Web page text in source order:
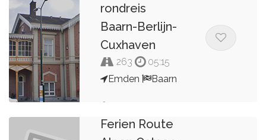
rondreis
Baarn-Berlijn-
Cuxhaven
263
05:15
Emden
Baarn
DFRAO-
Deutsche
Ferien Route